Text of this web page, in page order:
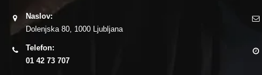
Naslov:
Dolenjska 80, 1000 Ljubljana
Telefon:
01 42 73 707